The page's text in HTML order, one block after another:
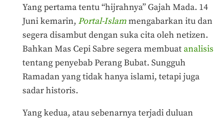
Yang pertama tentu “hijrahnya” Gajah Mada. 14
Juni kemarin, Portal-Islammengabarkan itu dan
segera disambut dengan suka cita oleh netizen.
Bahkan Mas Cepi Sabre segera membuatanalisis
tentang penyebab Perang Bubat. Sungguh
Ramadan yang tidak hanya islami, tetapi juga
sadar historis.
Yang kedua, atau sebenarnya terjadi duluan